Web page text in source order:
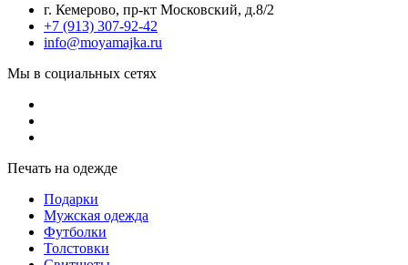
г. Кемерово, пр-кт Московский, д.8/2
+7 (913) 307-92-42
info@moyamajka.ru
Мы в социальных сетях
Печать на одежде
Подарки
Мужская одежда
Футболки
Толстовки